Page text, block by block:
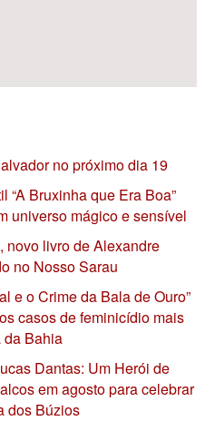
no próximo dia 19
“A Bruxinha que Era Boa”
universo mágico e sensível
novo livro de Alexandre
no Nosso Sarau
e o Crime da Bala de Ouro”
casos de feminicídio mais
da Bahia
Dantas: Um Herói de
em agosto para celebrar
dos Búzios